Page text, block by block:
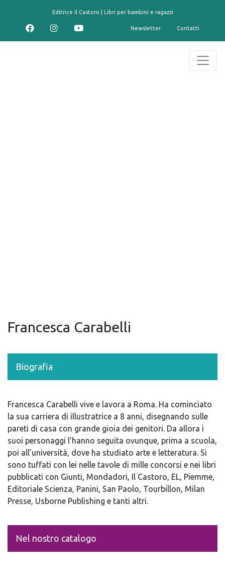
Editrice Il Castoro | Libri per bambini e ragazzi
Newsletter Contatti
Francesca Carabelli
Biografia
Francesca Carabelli vive e lavora a Roma. Ha cominciato
la sua carriera di illustratrice a 8 anni, disegnando sulle
pareti di casa con grande gioia dei genitori. Da allora i
suoi personaggi l’hanno seguita ovunque, prima a scuola,
poi all’università, dove ha studiato arte e letteratura. Si
sono tuffati con lei nelle tavole di mille concorsi e nei libri
pubblicati con Giunti, Mondadori, Il Castoro, EL, Piemme,
Editoriale Scienza, Panini, San Paolo, Tourbillon, Milan
Presse, Usborne Publishing e tanti altri.
Nel nostro catalogo